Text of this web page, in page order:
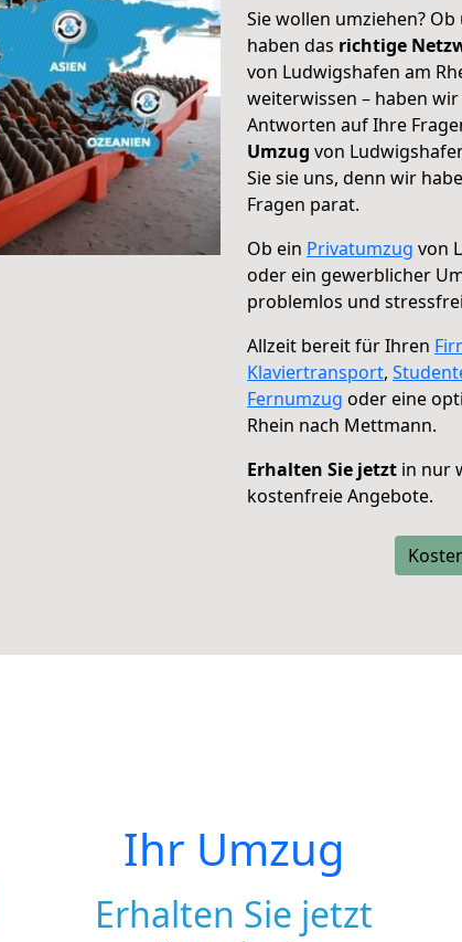
Sie wollen umziehen?
haben das richtige
von Ludwigshafen am
weiterwissen – haben
Antworten auf Ihre
Umzug von
Sie sie uns, denn wir
Fragen parat.
Ob ein Privatumzug von
oder ein gewerblicher
problemlos und
Allzeit bereit für Ihren
Klaviertransport,
Fernumzug oder eine
Rhein nach Mettmann.
Erhalten Sie jetzt in nur
kostenfreie Angebote.
Ihr Umzug
Erhalten Sie jetzt